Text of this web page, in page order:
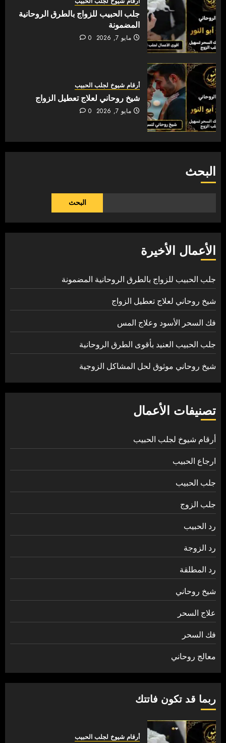
جلب الحبيب للزواج بالطرق الروحانية
المضمونة
مايو 7, 2026 0
أرقام شيوخ لجلب الحبيب
شيخ روحاني لعلاج تعطيل الزواج
مايو 7, 2026 0
البحث
البحث
الأعمال الأخيرة
جلب الحبيب للزواج بالطرق الروحانية المضمونة
شيخ روحاني لعلاج تعطيل الزواج
فك السحر الأسود وعلاج المس
جلب الحبيب العنيد بأقوى الطرق الروحانية
شيخ روحاني موثوق لحل المشاكل الزوجية
تصنيفات الأعمال
أرقام شيوخ لجلب الحبيب
ارجاع الحبيب
جلب الحبيب
جلب الزوج
رد الحبيب
رد الزوجة
رد المطلقة
شيخ روحاني
علاج السحر
فك السحر
معالج روحاني
ربما قد تكون فاتتك
أرقام شيوخ لجلب الحبيب